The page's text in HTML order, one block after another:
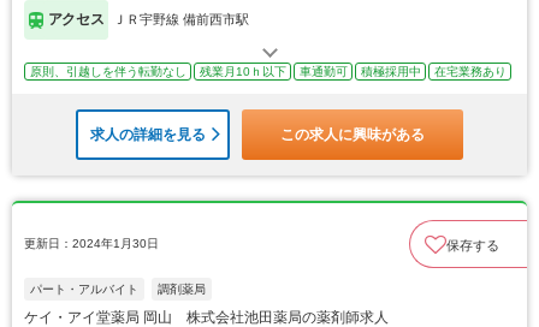
アクセス ＪＲ宇野線 備前西市駅
原則、引越しを伴う転勤なし 残業月10ｈ以下 車通勤可 積極採用中 在宅業務あり
求人の詳細を見る この求人に興味がある
更新日：2024年1月30日 保存する
パート・アルバイト 調剤薬局
ケイ・アイ堂薬局 岡山 株式会社池田薬局の薬剤師求人